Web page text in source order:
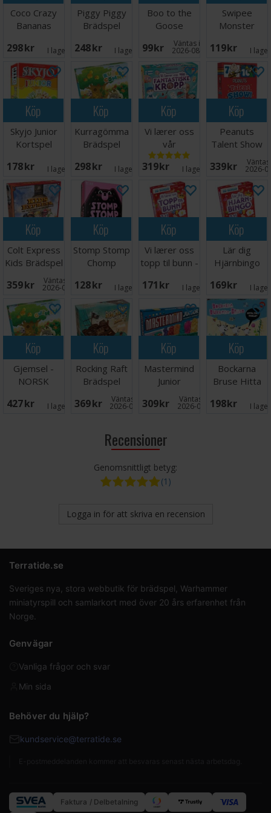
Coco Crazy
Bananas
298 SEK I lager: 3
Piggy Piggy
Brädspel
248 SEK I lager: 6
Boo to the
Goose
Kortspel
99 SEK Väntas in:
2026-08-15
Swipee
Monster
Kortspel
119 SEK I
Köp
Skyjo Junior
Kortspel
178 SEK I lager: 1
Köp
Kurragömma
Brädspel
298 SEK I lager: 1
Köp
Vi lærer oss
vår
fantastiske
kropp
319 SEK I lager: 4
Köp
Peanuts
Talent Show
Kortspel
339 SEK 2026-
Köp
Colt Express
Kids Brädspel
359 SEK Väntas in:
2026-09-30
Köp
Stomp Stomp
Chomp
128 SEK I lager:
Köp
Vi lærer oss
topp til bunn -
171 SEK I lager:
Köp
Lär dig
Hjärnbingo
169 SEK I
Köp
Gjemsel -
NORSK
427 SEK I lager: 2
Köp
Rocking Raft
Brädspel
369 SEK Väntas in:
2026-09-30
Köp
Mastermind
Junior
Brädspel
309 SEK Väntas in:
2026-09-30
Köp
Bockarna
Bruse Hitta
Brädspel
198 SEK I
Recensioner
Genomsnittligt betyg:
(1)
Logga in för att skriva en recension
Terratide.se
Sveriges nya, stora webbutik för brädspel, Warhammer
miniatyrspill och samlarkort med över 20 års erfarenhet från
Norge.
Genvägar
Vanliga frågor och svar
Min sida
Behöver du hjälp?
kundservice@terratide.se
Faktura / Delbetalning